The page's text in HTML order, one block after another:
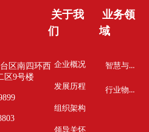
区南四环西
区9号楼
企业概况
发展历程
组织架构
领导关怀
关于我
们
智慧与安全
行业物联网
业务领
域